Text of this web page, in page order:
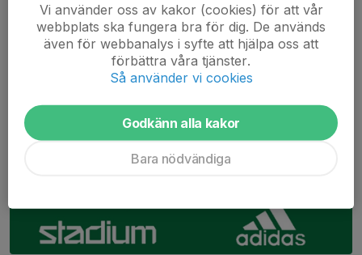
Vi använder oss av kakor (cookies) för att vår
webbplats ska fungera bra för dig. De används
även för webbanalys i syfte att hjälpa oss att
förbättra våra tjänster.
Så använder vi cookies
Godkänn alla kakor
Bara nödvändiga